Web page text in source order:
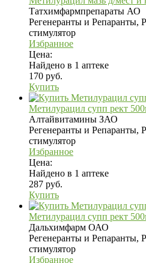
Татхимфармпрепараты АО
Регенеранты и Репаранты,
стимулятор
Избранное
Цена:
Найдено в 1 аптеке
170 руб.
Купить
Метилурацил супп рект
Алтайвитамины ЗАО
Регенеранты и Репаранты,
стимулятор
Избранное
Цена:
Найдено в 1 аптеке
287 руб.
Купить
Метилурацил супп рект
Дальхимфарм ОАО
Регенеранты и Репаранты,
стимулятор
Избранное